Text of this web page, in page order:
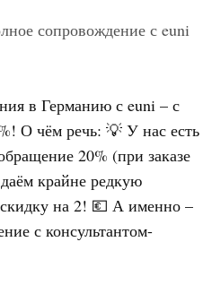
сопровождение с euni
в Германию с euni – с
О чём речь: 💡 У нас есть
20% (при заказе
крайне редкую
на 2! 💶 А именно –
с консультантом-